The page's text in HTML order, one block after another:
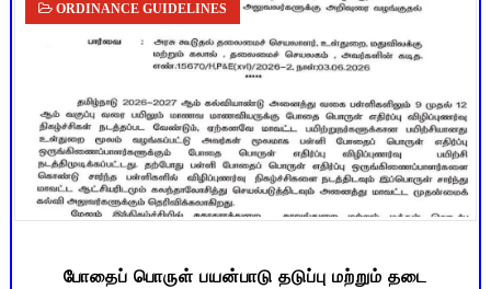
ORDINANCE GUIDELINES
போதைப் பொருள் பயன்பாடு தடுப்பு மற்றும் தடை